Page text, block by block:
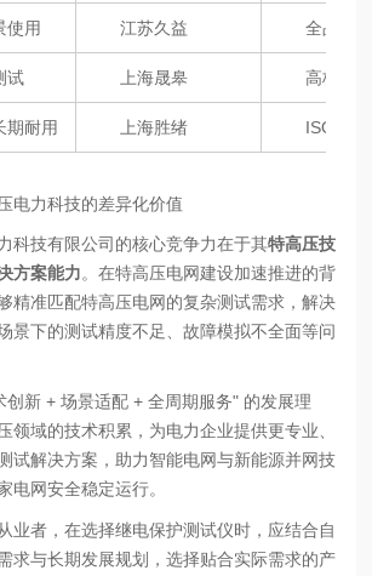
使用 江苏久益 全品类
试 上海晟皋 高校技
期耐用 上海胜绪
电力科技的差异化价值
科技有限公司的核心竞争力在于其特高压技
方案能力。在特高压电网建设加速推进的背
精准匹配特高压电网的复杂测试需求，解决
景下的测试精度不足、故障模拟不全面等问
创新 + 场景适配 + 全周期服务" 的发展理
领域的技术积累，为电力企业提供更专业、
试解决方案，助力智能电网与新能源并网技
电网安全稳定运行。
业者，在选择继电保护测试仪时，应结合自
求与长期发展规划，选择贴合实际需求的产